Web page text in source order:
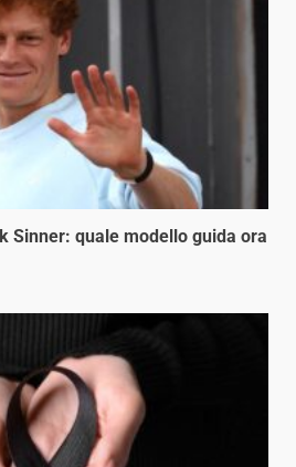
Sinner: quale modello guida ora